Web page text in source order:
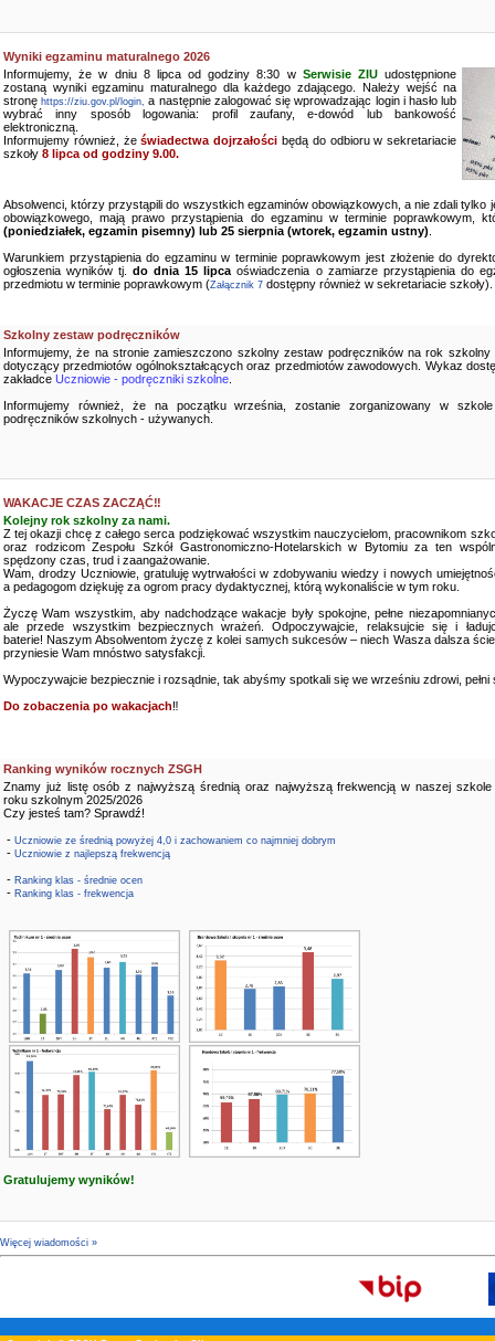
Wyniki egzaminu maturalnego 2026
Informujemy, że w dniu 8 lipca od godziny 8:30 w Serwisie ZIU udostępnione
zostaną wyniki egzaminu maturalnego dla każdego zdającego. Należy wejść na
stronęhttps://ziu.gov.pl/login, a następnie zalogować się wprowadzając login i hasło lub
wybrać inny sposób logowania: profil zaufany, e-dowód lub bankowość
elektroniczną.
Informujemy również, żeświadectwa dojrzałości będą do odbioru w sekretariacie
szkoły 8 lipca od godziny 9.00.
Absolwenci, którzy przystąpili do wszystkich egzaminów obowiązkowych, a nie zdali tylko
obowiązkowego, mają prawo przystąpienia do egzaminu w terminie poprawkowym,
(poniedziałek, egzamin pisemny) lub 25 sierpnia (wtorek, egzamin ustny)
Warunkiem przystąpienia do egzaminu w terminie poprawkowym jest złożenie do
ogłoszenia wyników tj.do dnia 15 lipca oświadczenia o zamiarze przystąpienia do
przedmiotu w terminie poprawkowym (Załącznik 7 dostępny również w sekretariacie szkoły).
Szkolny zestaw podręczników
Informujemy, że na stronie zamieszczono szkolny zestaw podręczników na rok szkolny
dotyczący przedmiotów ogólnokształcących oraz przedmiotów zawodowych. Wykaz
zakładce Uczniowie - podręczniki szkolne
Informujemy również, że na początku września, zostanie zorganizowany w
podręczników szkolnych - używanych.
WAKACJE CZAS ZACZĄĆ‼️
Kolejny rok szkolny za nami.
Z tej okazji chcę z całego serca podziękować wszystkim nauczycielom, pracownikom
oraz rodzicom Zespołu Szkół Gastronomiczno-Hotelarskich w Bytomiu za ten
spędzony czas, trud i zaangażowanie.
Wam, drodzy Uczniowie, gratuluję wytrwałości w zdobywaniu wiedzy i nowych
a pedagogom dziękuję za ogrom pracy dydaktycznej, którą wykonaliście w tym roku.
Życzę Wam wszystkim, aby nadchodzące wakacje były spokojne, pełne
ale przede wszystkim bezpiecznych wrażeń. Odpoczywajcie, relaksujcie się i
baterie! Naszym Absolwentom życzę z kolei samych sukcesów – niech Wasza dalsza
przyniesie Wam mnóstwo satysfakcji.
Wypoczywajcie bezpiecznie i rozsądnie, tak abyśmy spotkali się we wrześniu zdrowi, pełni
Do zobaczenia po wakacjach‼️
Ranking wyników rocznych ZSGH
Znamy już listę osób z najwyższą średnią oraz najwyższą frekwencją w naszej szkole
roku szkolnym 2025/2026
Czy jesteś tam? Sprawdź!
- Uczniowie ze średnią powyżej 4,0 i zachowaniem co najmniej dobrym
- Uczniowie z najlepszą frekwencją
- Ranking klas - średnie ocen
- Ranking klas - frekwencja
Gratulujemy wyników!
Więcej wiadomości »